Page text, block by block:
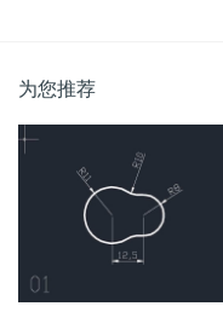
为您推荐